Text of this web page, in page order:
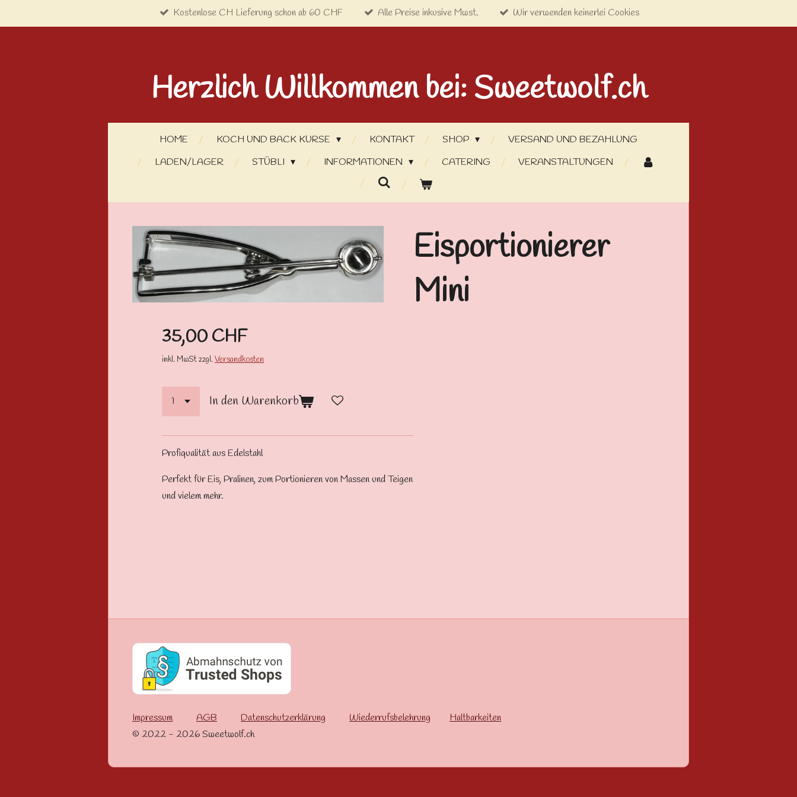
Hauptinhalt
Kostenlose CH Lieferung schon ab 60 CHF Alle Preise inkusive Mwst. Wir verwenden keinerlei Cookies
Herzlich Willkommen bei: Sweetwolf.ch
HOME KOCH UND BACK KURSE KONTAKT SHOP
VERSAND UND BEZAHLUNG
LADEN/LAGER
STÜBLI INFORMATIONEN CATERING VERANSTALTUNGEN
Eisportionierer
Mini
35,00 CHF
inkl. MwSt zzgl.Versandkosten
In den Warenkorb
Profiqualität aus Edelstahl
Perfekt für Eis, Pralinen, zum Portionieren von Massen und Teigen
und vielem mehr.
Impressum AGB Datenschutzerklärung Wiederrufsbelehrung
Haltbarkeiten
© 2022 - 2026 Sweetwolf.ch